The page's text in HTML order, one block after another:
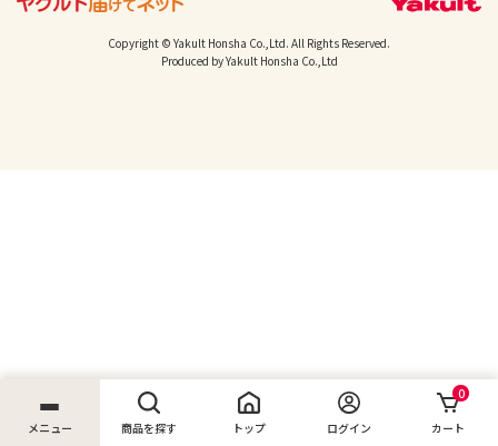
メニュー 商品を探す トップ ログイン
0
カート
Copyright © Yakult Honsha Co.,Ltd. All Rights Reserved.
Produced by Yakult Honsha Co.,Ltd